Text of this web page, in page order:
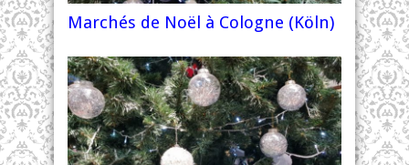
Marchés de Noël à Cologne (Köln)